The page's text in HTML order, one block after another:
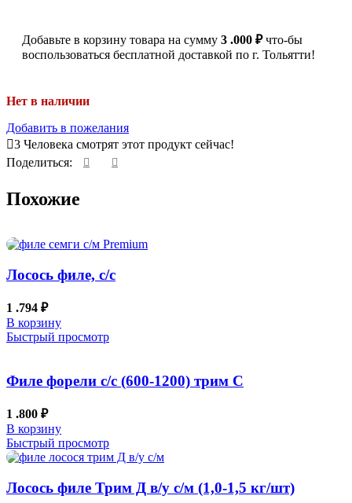
Добавьте в корзину товара на сумму 3 .000 ₽что-бы
воспользоваться бесплатной доставкой по г. Тольятти!
Нет в наличии
Добавить в пожелания
3 Человека смотрят этот продукт сейчас!
Поделиться:
Похожие
Лосось филе, с/с
1 .794 ₽
В корзину
Быстрый просмотр
Филе форели с/с (600-1200) трим С
1 .800 ₽
В корзину
Быстрый просмотр
Лосось филе Трим Д в/у с/м (1,0-1,5 кг/шт)